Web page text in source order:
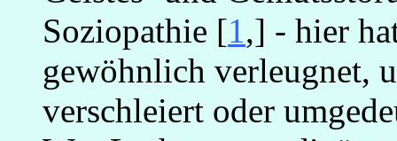
Soziopathie [1,] - hier
gewöhnlich verleugnet,
verschleiert oder